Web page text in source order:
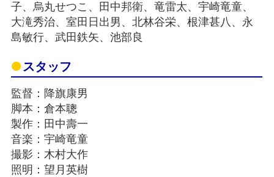
子、烏丸せつこ、田中邦衛、竜雷太、宇崎竜童、
大滝秀治、室田日出男、北林谷栄、根津甚八、永
島敏行、武田鉄矢、池部良
スタッフ
監督：降旗康男
脚本：倉本聰
製作：田中壽一
音楽：宇崎竜童
撮影：木村大作
照明：望月英樹